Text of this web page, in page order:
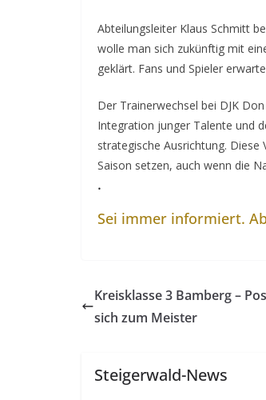
Abteilungsleiter Klaus Schmitt
wolle man sich zukünftig mit
geklärt. Fans und Spieler
Der Trainerwechsel bei DJK
Integration junger Talente und
strategische Ausrichtung.
Saison setzen, auch wenn die
.
Sei immer informiert.
Kreisklasse 3 Bamberg –
sich zum Meister
Steigerwald-News